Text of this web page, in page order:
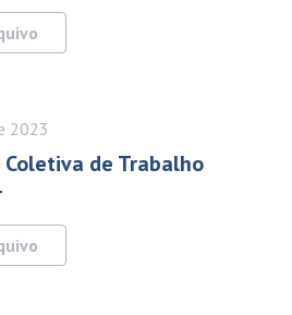
2023
Coletiva de Trabalho